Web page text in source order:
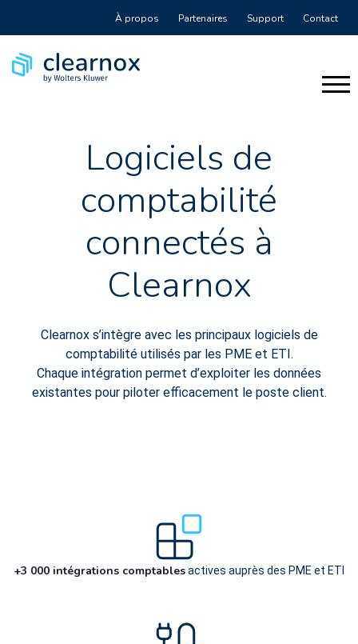
À propos Partenaires Support Contact
Logiciels de
comptabilité
connectés à
Clearnox
Clearnox s’intègre avec les principaux logiciels de
comptabilité utilisés par les PME et ETI.
Chaque intégration permet d’exploiter les données
existantes pour piloter efficacement le poste client.
+3 000 intégrations comptablesactives auprès des PME et ETI